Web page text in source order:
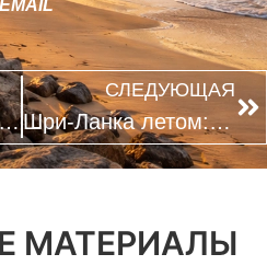
EMAIL
какие экскурсии комфортнее в начале дня
СЛЕДУЮЩАЯ
Шри-Ланка летом: какое побережье выбирают для океана без волн
МАТЕРИАЛЫ